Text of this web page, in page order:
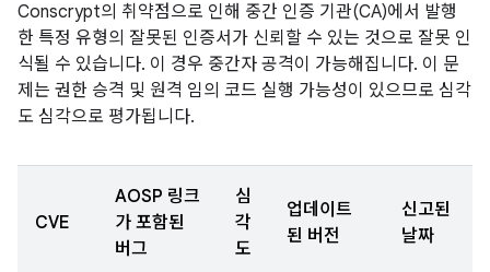
Conscrypt의 취약점으로 인해 중간 인증 기관(CA)에서 발행
한 특정 유형의 잘못된 인증서가 신뢰할 수 있는 것으로 잘못 인
식될 수 있습니다. 이 경우 중간자 공격이 가능해집니다. 이 문
제는 권한 승격 및 원격 임의 코드 실행 가능성이 있으므로 심각
도 심각으로 평가됩니다.
CVE
AOSP 링크
가 포함된
버그
심
각
도
업데이트
된 버전
신고된
날짜